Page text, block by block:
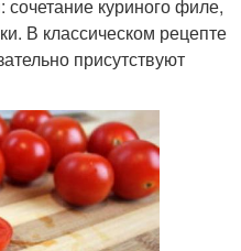
куриного филе,
В классическом рецепте
присутствуют